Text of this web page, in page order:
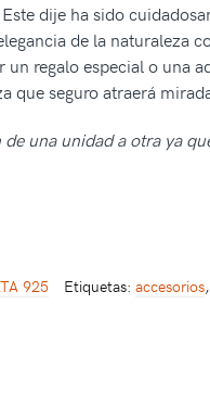
dije ha sido
de la naturaleza
regalo especial o una
que seguro atraerá
una unidad a otra ya
925 Etiquetas: accesorios,